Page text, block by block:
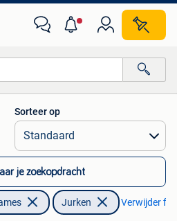
Sorteer op
je zoekopdracht
Jurken Verwijder